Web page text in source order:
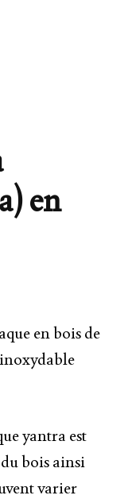
en
en bois de
yantra est
bois ainsi
varier